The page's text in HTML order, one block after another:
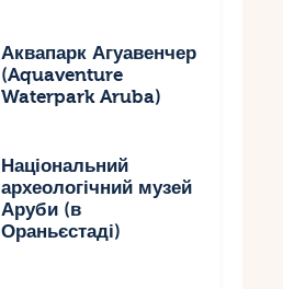
Аквапарк Агуавенчер
(Aquaventure
Waterpark Aruba)
Національний
археологічний музей
Аруби (в
Ораньєстаді)